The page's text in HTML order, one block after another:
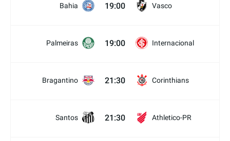
Bahia 19:00 Vasco
Palmeiras 19:00 Internacional
Bragantino 21:30 Corinthians
Santos 21:30 Athletico-PR